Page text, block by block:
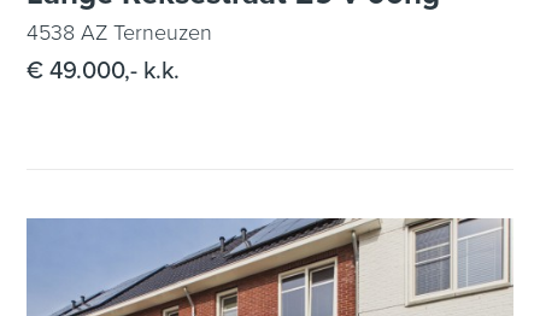
4538 AZ Terneuzen
€ 49.000,- k.k.